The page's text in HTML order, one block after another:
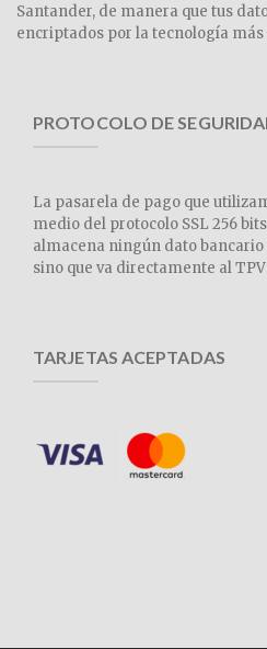
Santander, de manera que tus
encriptados por la tecnología más
PROTOCOLO DE
La pasarela de pago que
medio del protocolo SSL 256
almacena ningún dato
sino que va directamente al
TARJETAS ACEPTADAS